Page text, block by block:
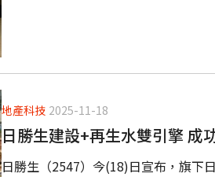
地產科技 2025-11-18
日勝生建設+再生水雙引擎 成
日勝生（2547）今(18)日宣布，旗下